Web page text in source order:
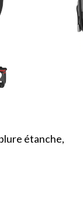
étanche,